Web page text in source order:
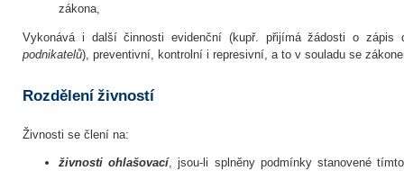
zákona,
Vykonává i další činnosti evidenční (kupř. přijímá žádosti o
podnikatelů), preventivní, kontrolní i represivní, a to v souladu se
Rozdělení živností
Živnosti se člení na:
živnosti ohlašovací, jsou-li splněny podmínky stanovené